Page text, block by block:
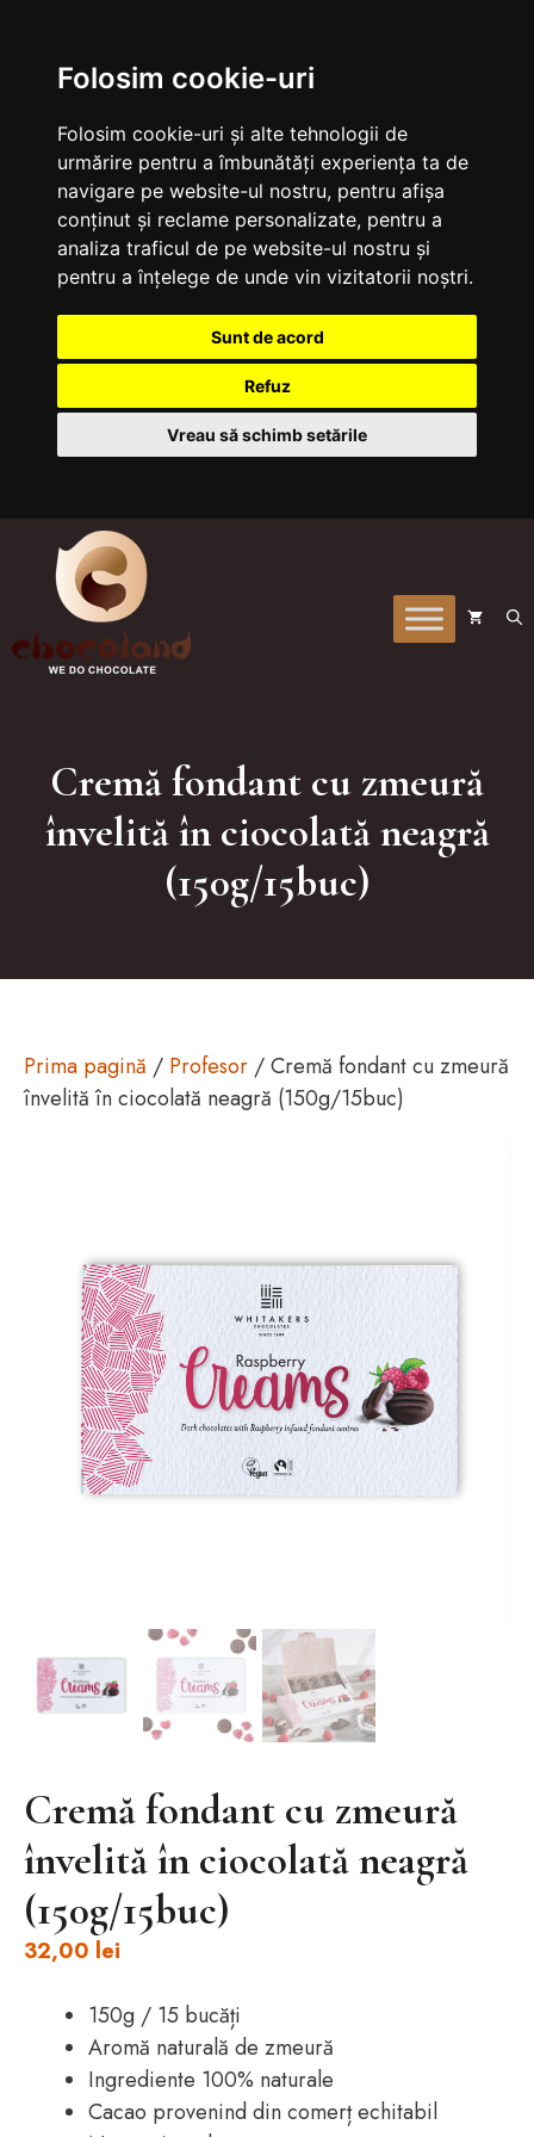
Folosim cookie-uri
Folosim cookie-uri și alte tehnologii de
urmărire pentru a îmbunătăți experiența ta de
navigare pe website-ul nostru, pentru afișa
conținut și reclame personalizate, pentru a
analiza traficul de pe website-ul nostru și
pentru a înțelege de unde vin vizitatorii noștri.
Sunt de acord
Refuz
Vreau să schimb setările
conținut
Cremă fondant cu zmeură
învelită în ciocolată neagră
(150g/15buc)
Prima pagină / Profesor / Cremă fondant cu zmeură
învelită în ciocolată neagră (150g/15buc)
Cremă fondant cu zmeură
învelită în ciocolată neagră
(150g/15buc)
32,00 lei
150g / 15 bucăți
Aromă naturală de zmeură
Ingrediente 100% naturale
Cacao provenind din comerț echitabil